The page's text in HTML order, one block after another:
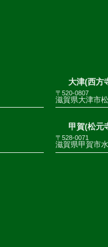
大津(西方
〒520-0807
滋賀県大津市
甲賀(松元
〒528-0071
滋賀県甲賀市